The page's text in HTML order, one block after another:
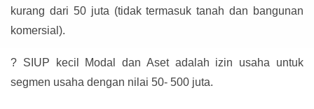
kurang dari 50 juta (tidak termasuk tanah dan bangunan
komersial).
? SIUP kecil Modal dan Aset adalah izin usaha untuk
segmen usaha dengan nilai 50- 500 juta.